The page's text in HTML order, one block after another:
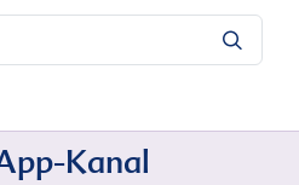
Kanal